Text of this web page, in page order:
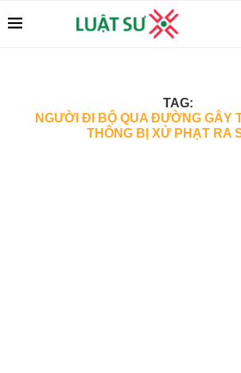
TAG:
NGƯỜI ĐI BỘ QUA ĐƯỜNG GÂY
THÔNG BỊ XỬ PHẠT RA